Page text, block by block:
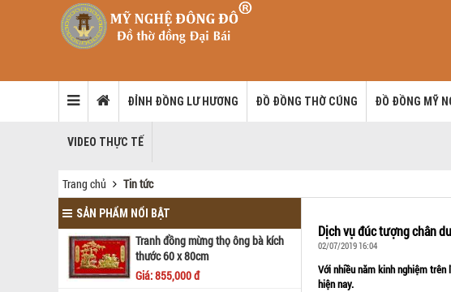
ĐỈNH ĐỒNG LƯ HƯƠNG ĐỒ ĐỒNG THỜ CÚNG ĐỒ ĐỒNG MỸ
VIDEO THỰC TẾ
Trang chủ Tin tức
SẢN PHẨM NỔI BẬT
Tranh đồng mừng thọ ông bà kích
thước 60 x 80cm
Giá: 855,000 đ
Dịch vụ đúc tượng chân
02/07/2019 16:04
Với nhiều năm kinh nghiệm
hiện nay.